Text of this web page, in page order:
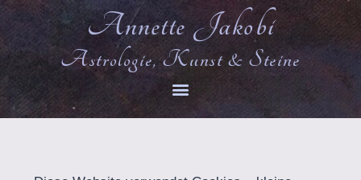
Annette Jakobi
Astrologie, Kunst & Steine